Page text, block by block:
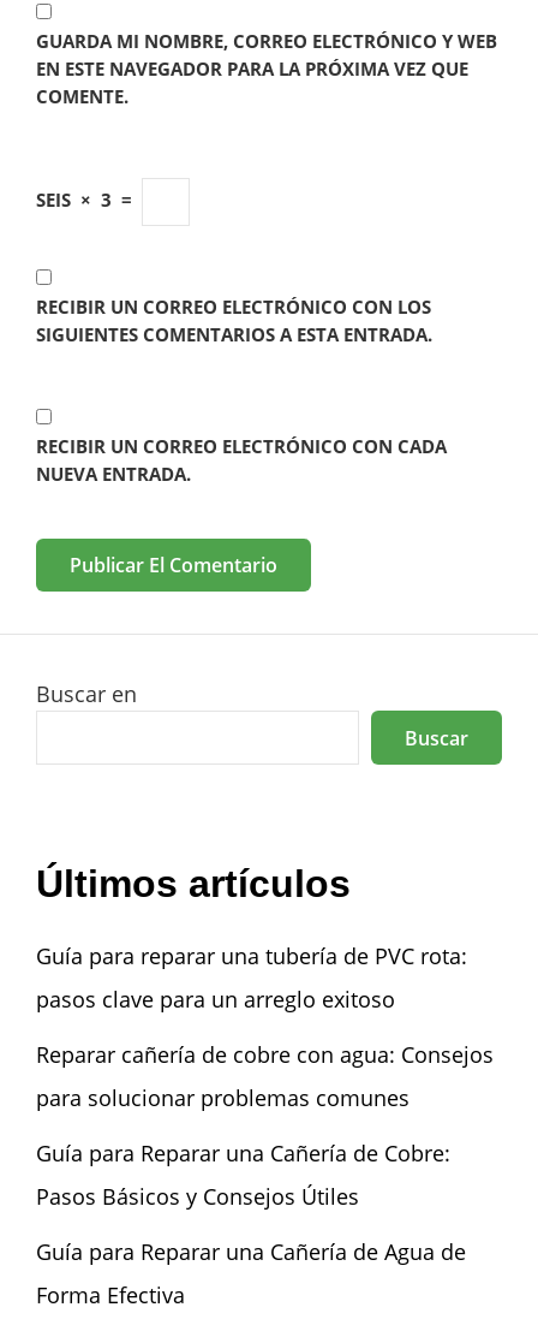
GUARDA MI NOMBRE, CORREO ELECTRÓNICO Y WEB
EN ESTE NAVEGADOR PARA LA PRÓXIMA VEZ QUE
COMENTE.
SEIS × 3 =
RECIBIR UN CORREO ELECTRÓNICO CON LOS
SIGUIENTES COMENTARIOS A ESTA ENTRADA.
RECIBIR UN CORREO ELECTRÓNICO CON CADA
NUEVA ENTRADA.
Buscar en
Buscar
Últimos artículos
Guía para reparar una tubería de PVC rota:
pasos clave para un arreglo exitoso
Reparar cañería de cobre con agua: Consejos
para solucionar problemas comunes
Guía para Reparar una Cañería de Cobre:
Pasos Básicos y Consejos Útiles
Guía para Reparar una Cañería de Agua de
Forma Efectiva